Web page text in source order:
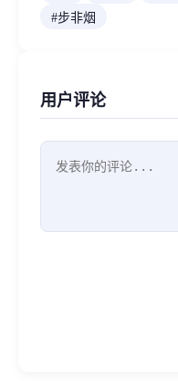
#步非烟
用户评论